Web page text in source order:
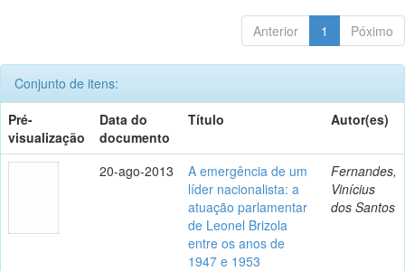
Anterior 1 Póximo
Conjunto de itens:
Pré-
visualização
Data do
documento
Título Autor(es)
20-ago-2013
A emergência de um
líder nacionalista: a
atuação parlamentar
de Leonel Brizola
entre os anos de
1947 e 1953
Fernandes,
Vinícius
dos Santos